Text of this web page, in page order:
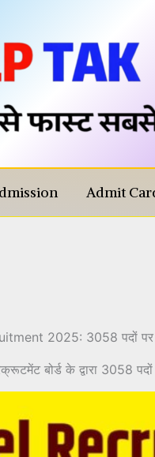
Admit
2025: 3058 पदों
बोर्ड के द्वारा 3058